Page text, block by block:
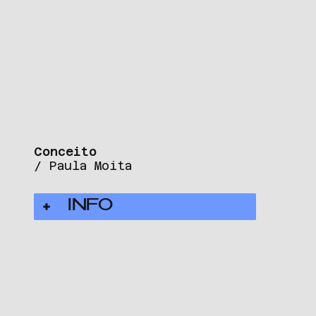
Conceito
/ Paula Moita
INFO